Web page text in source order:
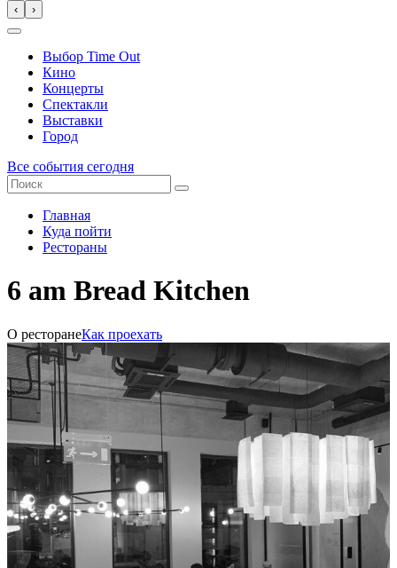
‹ ›
Выбор Time Out
Кино
Концерты
Спектакли
Выставки
Город
Все события сегодня
Главная
Куда пойти
Рестораны
6 am Bread Kitchen
О ресторанеКак проехать